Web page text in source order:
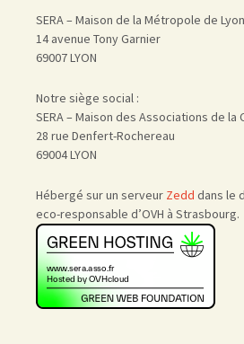
SERA – Maison de la Métropole de Lyon
14 avenue Tony Garnier
69007 LYON
Notre siège social :
SERA – Maison des Associations de la
28 rue Denfert-Rochereau
69004 LYON
Hébergé sur un serveur Zedd dans le
eco-responsable d’OVH à Strasbourg.